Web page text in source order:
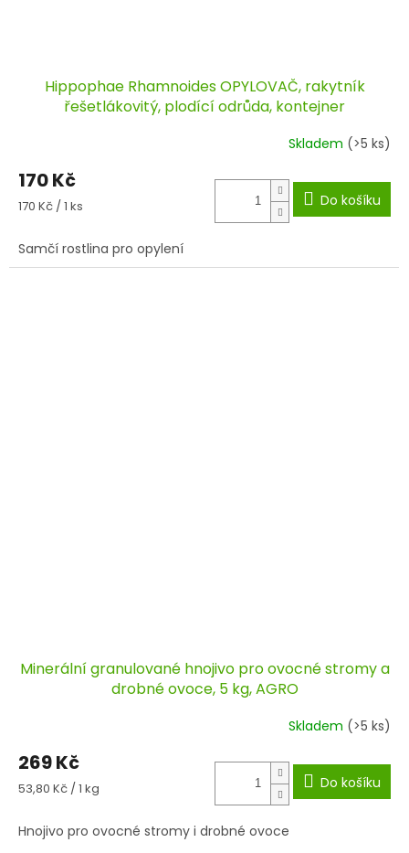
Hippophae Rhamnoides OPYLOVAČ, rakytník
řešetlákovitý, plodící odrůda, kontejner
Skladem (>5 ks)
170 Kč
Měrná
170 Kč / 1 ks Do košíku
Samčí rostlina pro opylení
Minerální granulované hnojivo pro ovocné stromy a
drobné ovoce, 5 kg, AGRO
Skladem (>5 ks)
269 Kč
Měrná
53,80 Kč / 1 kg Do košíku
Hnojivo pro ovocné stromy i drobné ovoce